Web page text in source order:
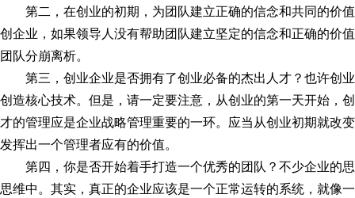
第二，在创业的初期，为团队建立正确的信念和共同的价
创企业，如果领导人没有帮助团队建立坚定的信念和正确的价
团队分崩离析。
第三，创业企业是否拥有了创业必备的杰出人才？也许创
创造核心技术。但是，请一定要注意，从创业的第一天开始，
才的管理应是企业战略管理重要的一环。应当从创业初期就改
发挥出一个管理者应有的价值。
第四，你是否开始着手打造一个优秀的团队？不少企业的
思维中。其实，真正的企业应该是一个正常运转的系统，就像